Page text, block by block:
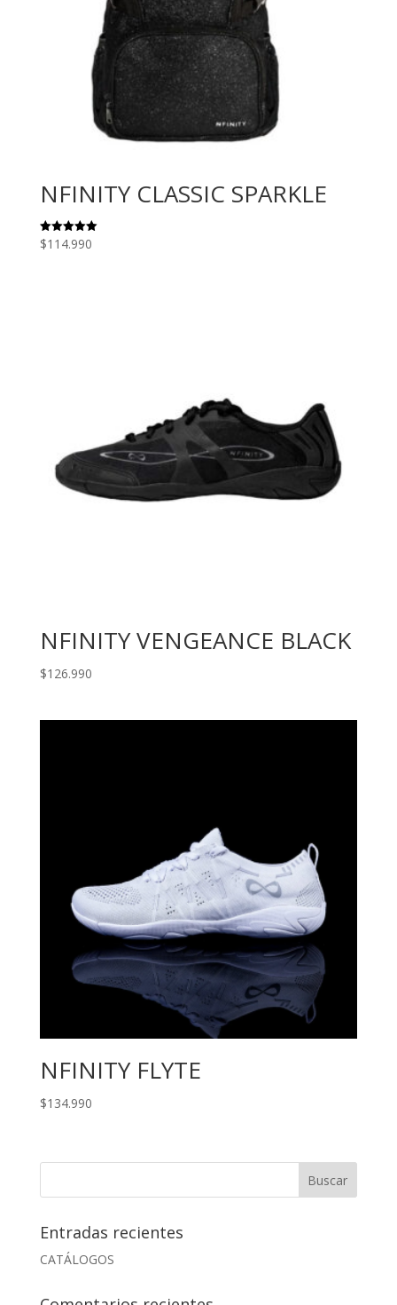
NFINITY CLASSIC SPARKLE
Valorado
con
$114.990
NFINITY VENGEANCE BLACK
$126.990
NFINITY FLYTE
$134.990
Entradas recientes
CATÁLOGOS